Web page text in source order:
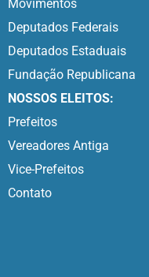
Movimentos
Deputados Federais
Deputados Estaduais
Fundação Republicana
NOSSOS ELEITOS:
Prefeitos
Vereadores Antiga
Vice-Prefeitos
Contato